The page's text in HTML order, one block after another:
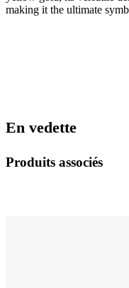
making it the ultimate
En vedette
Produits associés